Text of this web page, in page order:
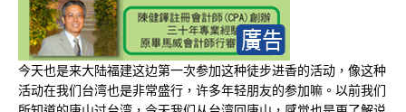
今天也是来大陆福建这边第一次参加这种徒步进香的活动，像这种
活动在我们台湾也是非常盛行，许多年轻朋友的参加嘛。以前我们